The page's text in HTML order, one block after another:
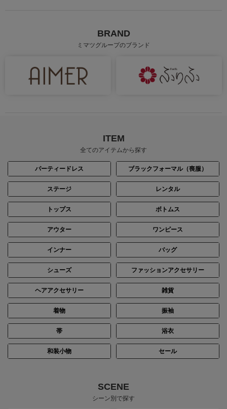
身長：160cm 身長：163cm
身長：154cm 身長：152cm
BRAND
ミマツグループのブランド
ITEM
全てのアイテムから探す
パーティードレス ブラックフォーマル（喪服）
ステージ レンタル
トップス ボトムス
アウター ワンピース
インナー バッグ
シューズ ファッションアクセサリー
ヘアアクセサリー 雑貨
着物 振袖
帯 浴衣
和装小物 セール
SCENE
シーン別で探す